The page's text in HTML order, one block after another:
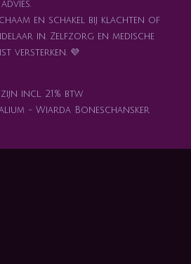
en schakel bij klachten of
in. Zelfzorg en medische
versterken. 💜
incl. 21% btw
- Wiarda Boneschansker